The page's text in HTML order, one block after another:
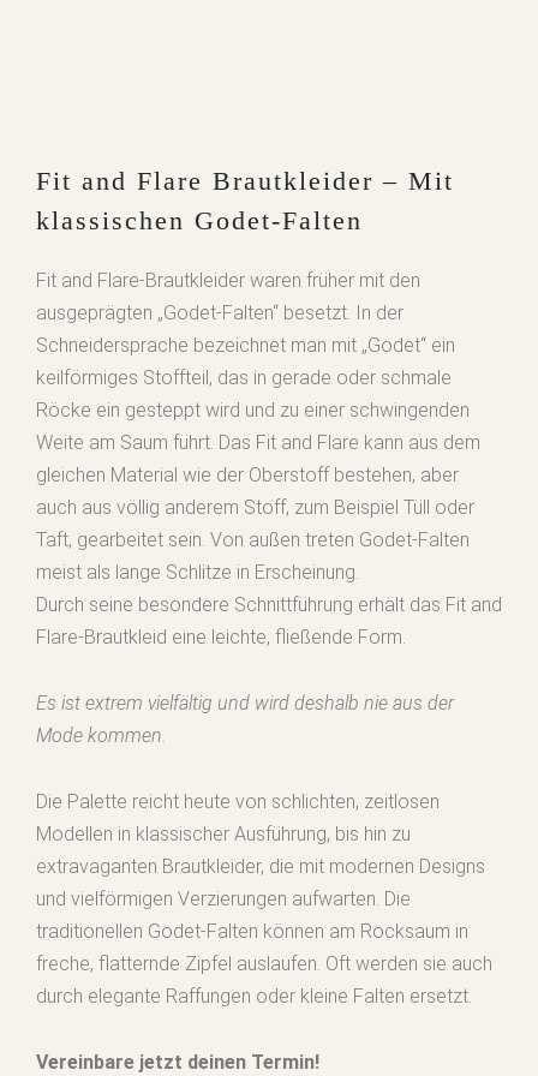
Fit and Flare Brautkleider – Mit
klassischen Godet-Falten
Fit and Flare-Brautkleider waren früher mit den
ausgeprägten „Godet-Falten“ besetzt. In der
Schneidersprache bezeichnet man mit „Godet“ ein
keilförmiges Stoffteil, das in gerade oder schmale
Röcke ein gesteppt wird und zu einer schwingenden
Weite am Saum führt. Das Fit and Flare kann aus dem
gleichen Material wie der Oberstoff bestehen, aber
auch aus völlig anderem Stoff, zum Beispiel Tüll oder
Taft, gearbeitet sein. Von außen treten Godet-Falten
meist als lange Schlitze in Erscheinung.
Durch seine besondere Schnittführung erhält das Fit and
Flare-Brautkleid eine leichte, fließende Form.
Es ist extrem vielfältig und wird deshalb nie aus der
Mode kommen.
Die Palette reicht heute von schlichten, zeitlosen
Modellen in klassischer Ausführung, bis hin zu
extravaganten Brautkleider, die mit modernen Designs
und vielförmigen Verzierungen aufwarten. Die
traditionellen Godet-Falten können am Rocksaum in
freche, flatternde Zipfel auslaufen. Oft werden sie auch
durch elegante Raffungen oder kleine Falten ersetzt.
Vereinbare jetzt deinen Termin!